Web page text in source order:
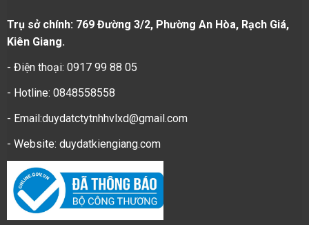
Trụ sở chính: 769 Đường 3/2, Phường An Hòa, Rạch Giá,
Kiên Giang.
- Điện thoại: 0917 99 88 05
- Hotline: 0848558558
- Email:duydatctytnhhvlxd@gmail.com
- Website: duydatkiengiang.com